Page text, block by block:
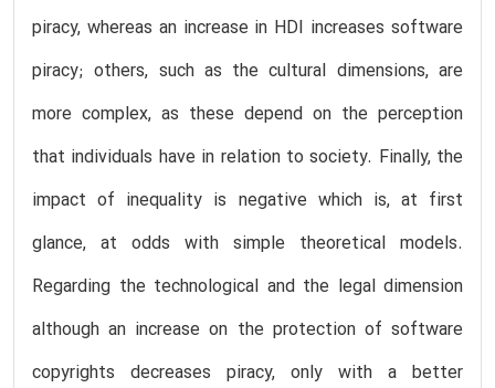
piracy, whereas an increase in HDI increases software
piracy; others, such as the cultural dimensions, are
more complex, as these depend on the perception
that individuals have in relation to society. Finally, the
impact of inequality is negative which is, at first
glance, at odds with simple theoretical models.
Regarding the technological and the legal dimension
although an increase on the protection of software
copyrights decreases piracy, only with a better